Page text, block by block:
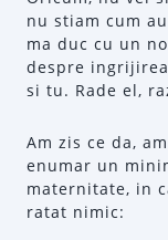
nu stiam cum
ma duc cu un
despre
si tu. Rade el,
Am zis ce da,
enumar un
maternitate, in
ratat nimic: